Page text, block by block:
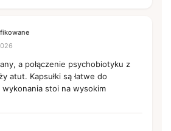
a połączenie psychobiotyku z
atut. Kapsułki są łatwe do
wykonania stoi na wysokim